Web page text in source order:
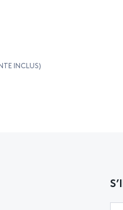
INCLUS)